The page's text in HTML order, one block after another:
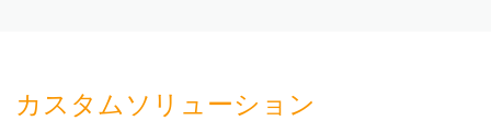
カスタムソリューション